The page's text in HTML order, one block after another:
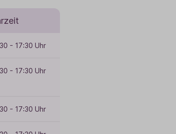
- 17:30 Uhr
- 17:30 Uhr
- 17:30 Uhr